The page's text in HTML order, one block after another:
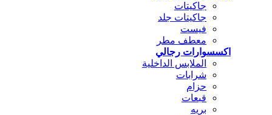
جاكيتات
جاكيتات جلد
فيست
معطف مطر
اكسسوارات رجالي
الملابس الداخلية
شرابات
حزام
قبعات
بريه